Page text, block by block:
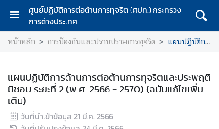
ศูนย์ปฏิบัติการต่อต้านการทุจริต (ศปท.) กระทรวง
การต่างประเทศ
ห
น้
ร
ก
เ
กี่
หน้าหลัก การป้องกันและปราบปรามการทุจริต แผนปฏิบัติการด้านการต่อต้านการทุจริตและประพฤติมิชอบ ระยะที่ 2 (พ.ศ. 2566 - 2570) (ฉบับแก้ไขเพิ่มเติม)
แผนปฏิบัติการด้านการต่อต้านการทุจริตและประพฤติ
มิชอบ ระยะที่ 2 (พ.ศ. 2566 - 2570) (ฉบับแก้ไขเพิ่ม
เติม)
วันที่นำเข้าข้อมูล 21 มี.ค. 2566